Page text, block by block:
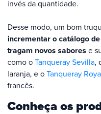
invés da quantidade.
Desse modo, um bom
incrementar o catálogo
tragam novos sabores e
como o Tanqueray Sevilla,
laranja, e o Tanqueray
francês.
Conheça os